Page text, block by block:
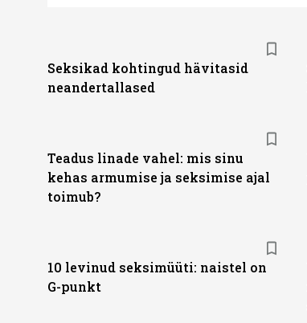
Seksikad kohtingud hävitasid
neandertallased
Teadus linade vahel: mis sinu
kehas armumise ja seksimise ajal
toimub?
10 levinud seksimüüti: naistel on
G-punkt